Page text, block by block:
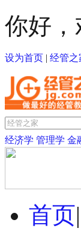
你好，
设为首页 | 经管之
经济学 管理学 金
首页|